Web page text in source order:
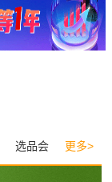
更多>
选品会